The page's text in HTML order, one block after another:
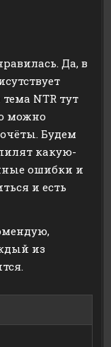
Да, в
NTR тут
можно
Будем
какую-
ошибки и
и есть
из